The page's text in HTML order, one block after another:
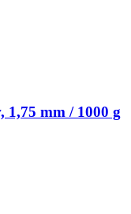
1,75 mm / 1000 g